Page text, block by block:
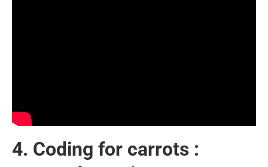
4. Coding for carrots :